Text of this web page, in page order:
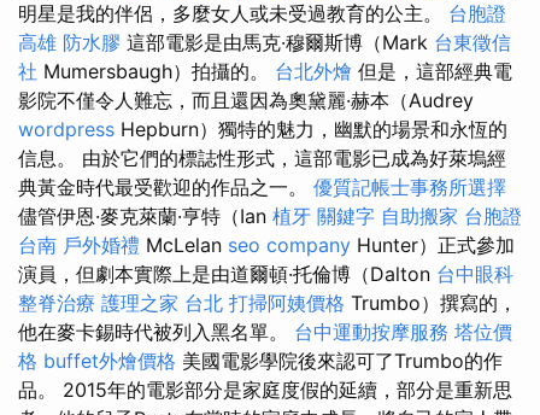
明星是我的伴侶，多麼女人或未受過教育的公主。 台胞證
高雄 防水膠 這部電影是由馬克·穆爾斯博（Mark 台東徵信
社 Mumersbaugh）拍攝的。 台北外燴 但是，這部經典電
影院不僅令人難忘，而且還因為奧黛麗·赫本（Audrey
wordpress Hepburn）獨特的魅力，幽默的場景和永恆的
信息。 由於它們的標誌性形式，這部電影已成為好萊塢經
典黃金時代最受歡迎的作品之一。 優質記帳士事務所選擇
儘管伊恩·麥克萊蘭·亨特（Ian 植牙 關鍵字 自助搬家 台胞證
台南 戶外婚禮 McLelan seo company Hunter）正式參加
演員，但劇本實際上是由道爾頓·托倫博（Dalton 台中眼科
整脊治療 護理之家 台北 打掃阿姨價格 Trumbo）撰寫的，
他在麥卡錫時代被列入黑名單。 台中運動按摩服務 塔位價
格 buffet外燴價格 美國電影學院後來認可了Trumbo的作
品。 2015年的電影部分是家庭度假的延續，部分是重新思